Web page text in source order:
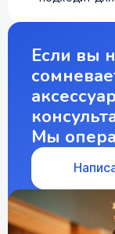
Если вы
Мы